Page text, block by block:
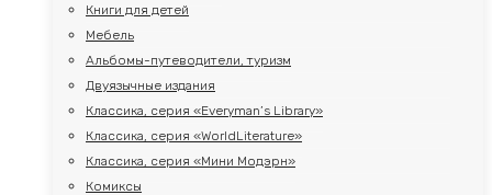
Книги для детей
Мебель
Альбомы-путеводители, туризм
Двуязычные издания
Классика, серия «Everyman’s Library»
Классика, серия «WorldLiterature»
Классика, серия «Мини Модэрн»
Комиксы